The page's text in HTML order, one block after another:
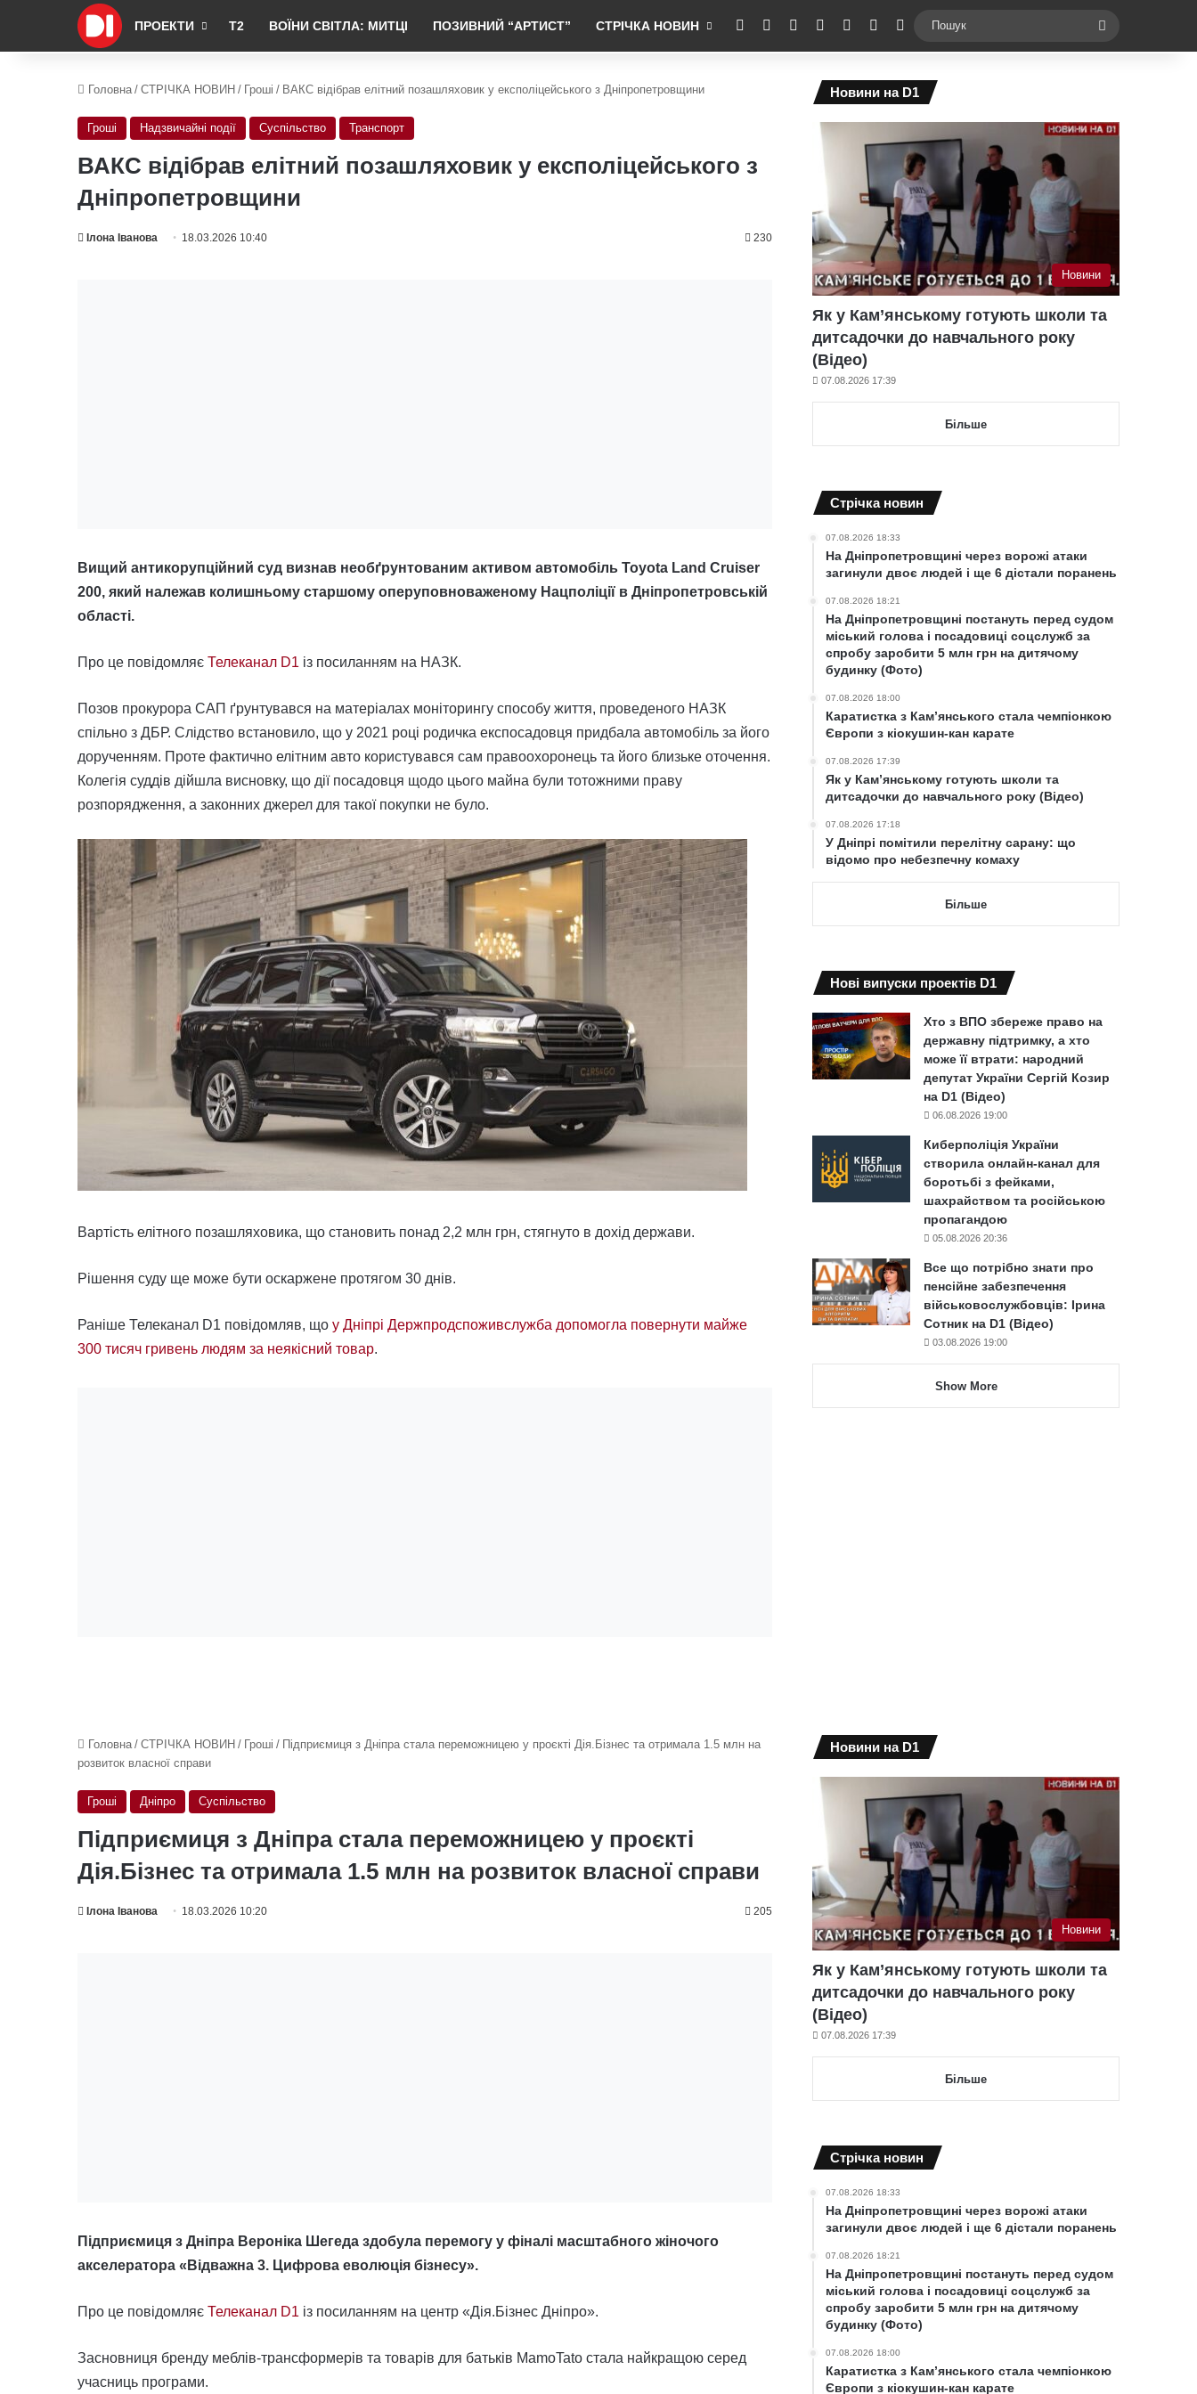
ПРОЕКТИ Т2 ВОЇНИ СВІТЛА: МИТЦІ ПОЗИВНИЙ “АРТИСТ” СТРІЧКА НОВИН RSS Facebook YouTubeInstagramTelegramSwitch skin
Головна / СТРІЧКА НОВИН / Гроші / ВАКС відібрав елітний позашляховик у експоліцейського з Дніпропетровщини
Гроші Надзвичайні події Суспільство Транспорт
ВАКС відібрав елітний позашляховик у експоліцейського з
Дніпропетровщини
Ілона Іванова 18.03.2026 10:40 230
Вищий антикорупційний суд визнав необґрунтованим активом автомобіль Toyota Land Cruiser
200, який належав колишньому старшому оперуповноваженому Нацполіції в Дніпропетровській
області.
Про це повідомляє Телеканал D1 із посиланням на НАЗК.
Позов прокурора САП ґрунтувався на матеріалах моніторингу способу життя, проведеного НАЗК
спільно з ДБР. Слідство встановило, що у 2021 році родичка експосадовця придбала автомобіль за його
дорученням. Проте фактично елітним авто користувався сам правоохоронець та його близьке оточення.
Колегія суддів дійшла висновку, що дії посадовця щодо цього майна були тотожними праву
розпорядження, а законних джерел для такої покупки не було.
Вартість елітного позашляховика, що становить понад 2,2 млн грн, стягнуто в дохід держави.
Рішення суду ще може бути оскаржене протягом 30 днів.
Раніше Телеканал D1 повідомляв, що у Дніпрі Держпродспоживслужба допомогла повернути майже
300 тисяч гривень людям за неякісний товар.
Новини на D1
Новини
Як у Кам’янському готують школи та
дитсадочки до навчального року
(Відео)
07.08.2026 17:39
Більше
Cтрічка новин
07.08.2026 18:33
На Дніпропетровщині через ворожі атаки
загинули двоє людей і ще 6 дістали поранень
07.08.2026 18:21
На Дніпропетровщині постануть перед судом
міський голова і посадовиці соцслужб за
спробу заробити 5 млн грн на дитячому
будинку (Фото)
07.08.2026 18:00
Каратистка з Кам’янського стала чемпіонкою
Європи з кіокушин-кан карате
07.08.2026 17:39
Як у Кам’янському готують школи та
дитсадочки до навчального року (Відео)
07.08.2026 17:18
У Дніпрі помітили перелітну сарану: що
відомо про небезпечну комаху
Більше
Нові випуски проектів D1
Хто з ВПО збереже право на
державну підтримку, а хто
може її втрати: народний
депутат України Сергій Козир
на D1 (Відео)
06.08.2026 19:00
Киберполіція України
створила онлайн-канал для
боротьбі з фейками,
шахрайством та російською
пропагандою
05.08.2026 20:36
Все що потрібно знати про
пенсійне забезпечення
військовослужбовців: Ірина
Сотник на D1 (Відео)
03.08.2026 19:00
Show More